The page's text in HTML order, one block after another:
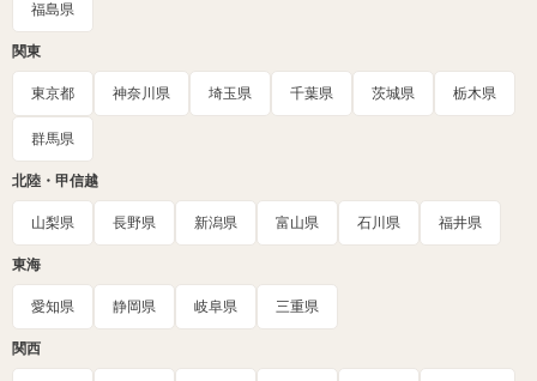
福島県
関東
東京都 神奈川県 埼玉県 千葉県 茨城県 栃木県
群馬県
北陸・甲信越
山梨県 長野県 新潟県 富山県 石川県 福井県
東海
愛知県 静岡県 岐阜県 三重県
関西